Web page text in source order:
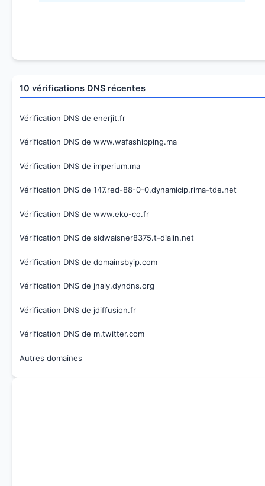
10 vérifications DNS récentes
Vérification DNS de enerjit.fr
Vérification DNS de www.wafashipping.ma
Vérification DNS de imperium.ma
Vérification DNS de 147.red-88-0-0.dynamicip.rima-tde.net
Vérification DNS de www.eko-co.fr
Vérification DNS de sidwaisner8375.t-dialin.net
Vérification DNS de domainsbyip.com
Vérification DNS de jnaly.dyndns.org
Vérification DNS de jdiffusion.fr
Vérification DNS de m.twitter.com
Autres domaines